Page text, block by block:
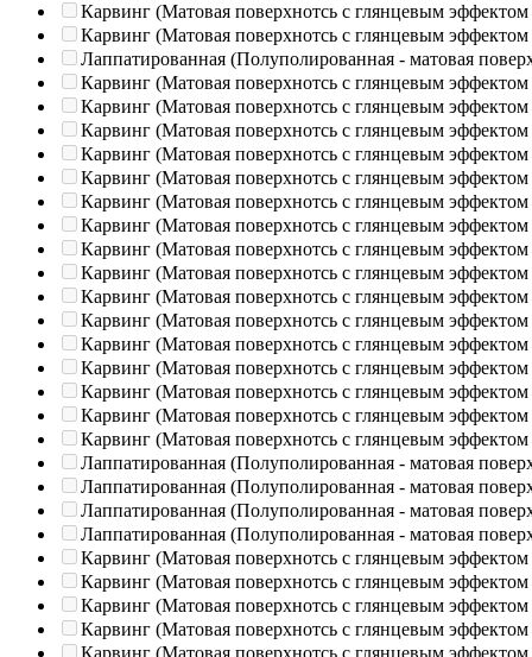
Карвинг (Матовая поверхнотсь с глянцевым эффектом
Карвинг (Матовая поверхнотсь с глянцевым эффектом
Лаппатированная (Полуполированная - матовая
Карвинг (Матовая поверхнотсь с глянцевым эффектом
Карвинг (Матовая поверхнотсь с глянцевым эффектом
Карвинг (Матовая поверхнотсь с глянцевым эффектом
Карвинг (Матовая поверхнотсь с глянцевым эффектом
Карвинг (Матовая поверхнотсь с глянцевым эффектом
Карвинг (Матовая поверхнотсь с глянцевым эффектом
Карвинг (Матовая поверхнотсь с глянцевым эффектом
Карвинг (Матовая поверхнотсь с глянцевым эффектом
Карвинг (Матовая поверхнотсь с глянцевым эффектом
Карвинг (Матовая поверхнотсь с глянцевым эффектом
Карвинг (Матовая поверхнотсь с глянцевым эффектом
Карвинг (Матовая поверхнотсь с глянцевым эффектом
Карвинг (Матовая поверхнотсь с глянцевым эффектом
Карвинг (Матовая поверхнотсь с глянцевым эффектом
Карвинг (Матовая поверхнотсь с глянцевым эффектом
Карвинг (Матовая поверхнотсь с глянцевым эффектом
Лаппатированная (Полуполированная - матовая
Лаппатированная (Полуполированная - матовая
Лаппатированная (Полуполированная - матовая
Лаппатированная (Полуполированная - матовая
Карвинг (Матовая поверхнотсь с глянцевым эффектом
Карвинг (Матовая поверхнотсь с глянцевым эффектом
Карвинг (Матовая поверхнотсь с глянцевым эффектом
Карвинг (Матовая поверхнотсь с глянцевым эффектом